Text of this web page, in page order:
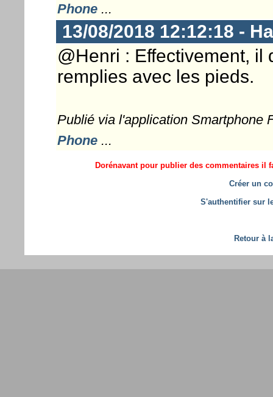
Phone...
13/08/2018 12:12:18 -
@Henri : Effectivement,
remplies avec les pieds.
Publié via l'application Smartphone
Phone...
Dorénavant pour publier des commentaires il
Créer un
S'authentifier sur
Retour à